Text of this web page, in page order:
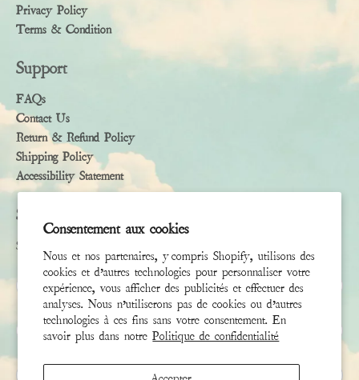
Consentement aux cookies
Nous et nos partenaires, y compris Shopify, utilisons des
cookies et d’autres technologies pour personnaliser votre
expérience, vous afficher des publicités et effectuer des
analyses. Nous n’utiliserons pas de cookies ou d’autres
technologies à ces fins sans votre consentement. En
savoir plus dans notrePolitique de confidentialité
Privacy Policy
Terms & Condition
Support
FAQs
Contact Us
Return & Refund Policy
Shipping Policy
Accessibility Statement
Subscribe
Sign up to receive the latest news & connect with your stylist
Prénom
Nom de famille
Email*